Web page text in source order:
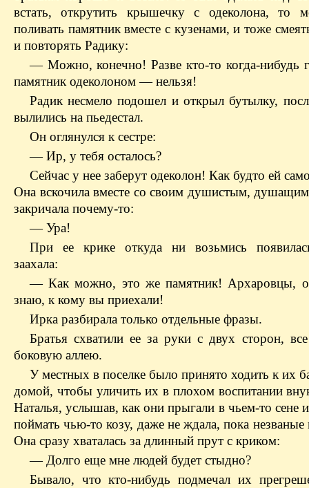
встать, открутить крышечку с одеколона, то
поливать памятник вместе с кузенами, и тоже
и повторять Радику:
— Можно, конечно! Разве кто-то когда-нибудь
памятник одеколоном — нельзя!
Радик несмело подошел и открыл бутылку,
вылились на пьедестал.
Он оглянулся к сестре:
— Ир, у тебя осталось?
Сейчас у нее заберут одеколон! Как будто ей
Она вскочила вместе со своим душистым,
закричала почему-то:
— Ура!
При ее крике откуда ни возьмись
заахала:
— Как можно, это же памятник! Архаровцы,
знаю, к кому вы приехали!
Ирка разбирала только отдельные фразы.
Братья схватили ее за руки с двух сторон,
боковую аллею.
У местных в поселке было принято ходить к их
домой, чтобы уличить их в плохом воспитании
Наталья, услышав, как они прыгали в чьем-то сене
поймать чью-то козу, даже не ждала, пока незваные
Она сразу хваталась за длинный прут с криком:
— Долго еще мне людей будет стыдно?
Бывало, что кто-нибудь подмечал их